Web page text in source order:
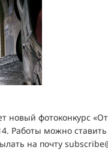
новый фотоконкурс
Работы можно ставить
на почту